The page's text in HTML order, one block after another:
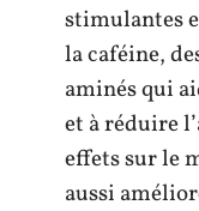
stimulantes
la caféine,
aminés qui
et à réduire
effets sur le
aussi